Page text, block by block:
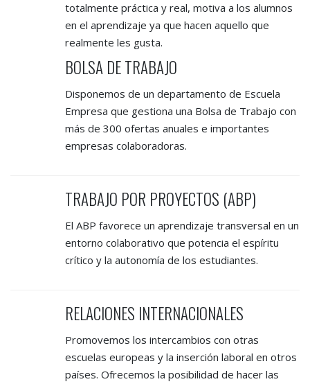
totalmente práctica y real, motiva a los alumnos
en el aprendizaje ya que hacen aquello que
realmente les gusta.
BOLSA DE TRABAJO
Disponemos de un departamento de Escuela
Empresa que gestiona una Bolsa de Trabajo con
más de 300 ofertas anuales e importantes
empresas colaboradoras.
TRABAJO POR PROYECTOS (ABP)
El ABP favorece un aprendizaje transversal en un
entorno colaborativo que potencia el espíritu
crítico y la autonomía de los estudiantes.
RELACIONES INTERNACIONALES
Promovemos los intercambios con otras
escuelas europeas y la inserción laboral en otros
países. Ofrecemos la posibilidad de hacer las